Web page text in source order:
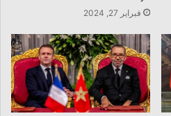
فبراير 27, 2024